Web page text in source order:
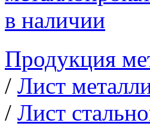
Продукция
/ Лист
/ Лист